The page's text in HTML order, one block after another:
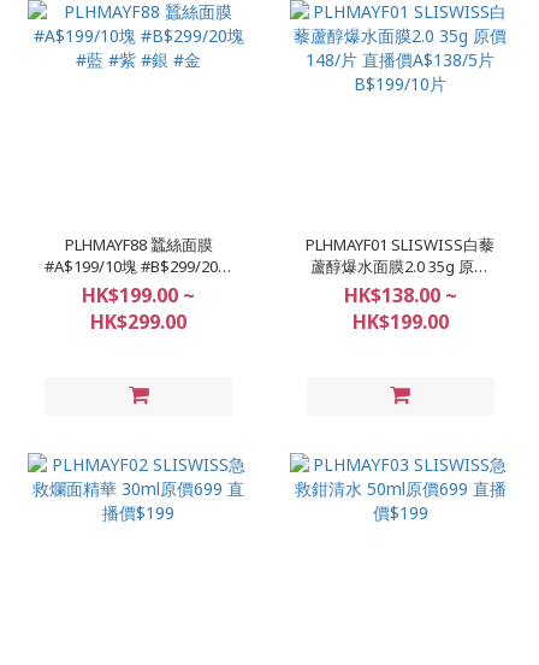
PLHMAYF88 蠶絲面膜
#A$199/10塊 #B$299/20塊
#藍 #紫 #銀 #金
HK$199.00 ~
HK$299.00
PLHMAYF01 SLISWISS白藜
蘆醇爆水面膜2.0 35g 原價
148/片 直播價A$138/5片
B$199/10片
HK$138.00 ~
HK$199.00